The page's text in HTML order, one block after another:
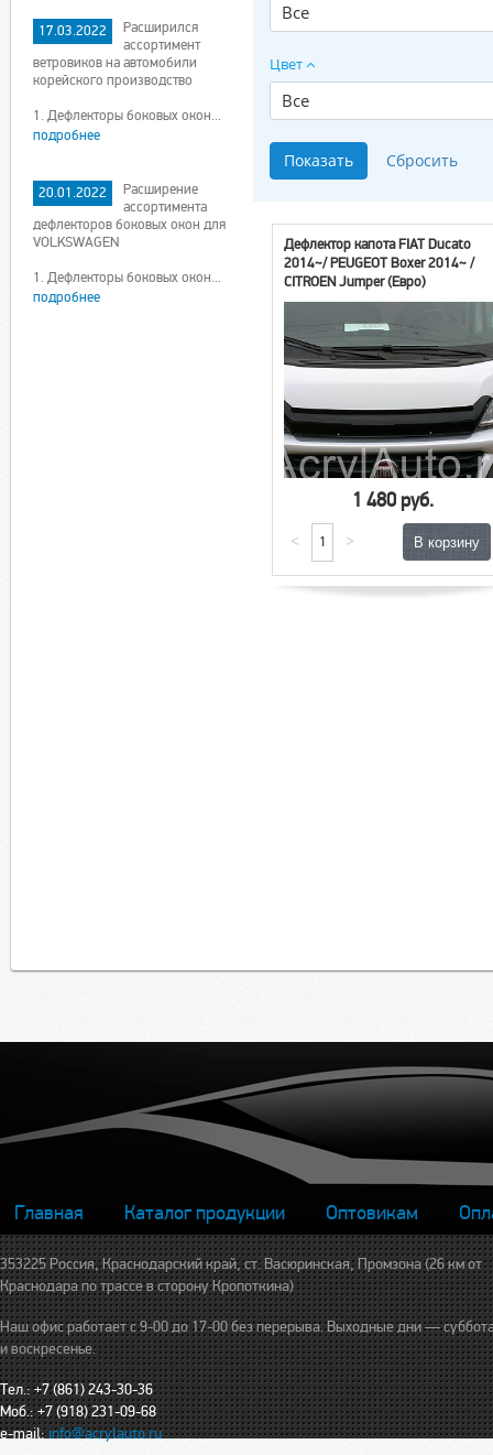
17.03.2022
Расширился
ассортимент
ветровиков на автомобили
корейского производство
1. Дефлекторы боковых окон...
подробнее
20.01.2022
Расширение
ассортимента
дефлекторов боковых окон для
VOLKSWAGEN
1. Дефлекторы боковых окон...
подробнее
Все
Цвет
Все
Дефлектор капота FIAT Ducato
2014~/ PEUGEOT Boxer 2014~ /
CITROEN Jumper (Евро)
1 480 руб.
< >
Главная Каталог продукции Оптовикам
353225 Россия, Краснодарский край, ст. Васюринская, Промзона (26 км от
Краснодара по трассе в сторону Кропоткина)
Наш офис работает с 9-00 до 17-00 без перерыва. Выходные дни —
и воскресенье.
Тел.: +7 (861) 243-30-36
Моб.: +7 (918) 231-09-68
e-mail:info@acrylauto.ru